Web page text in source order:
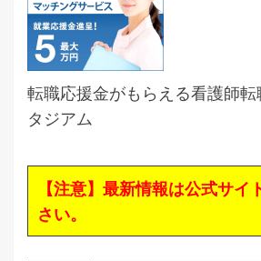
転職応援金がもらえる看護師
タジアム
【注意】最新情報は公式サイ
さい。